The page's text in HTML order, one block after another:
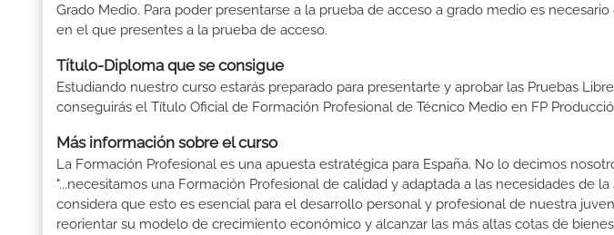
Grado Medio. Para poder presentarse a la prueba de acceso a grado medio es
en el que presentes a la prueba de acceso.
Título-Diploma que se consigue
Estudiando nuestro curso estarás preparado para presentarte y aprobar las Pruebas
conseguirás el Título Oficial de Formación Profesional de Técnico Medio en FP
Más información sobre el curso
La Formación Profesional es una apuesta estratégica para España. No lo decimos
"...necesitamos una Formación Profesional de calidad y adaptada a las necesidades de
considera que esto es esencial para el desarrollo personal y profesional de nuestra
reorientar su modelo de crecimiento económico y alcanzar las más altas cotas de